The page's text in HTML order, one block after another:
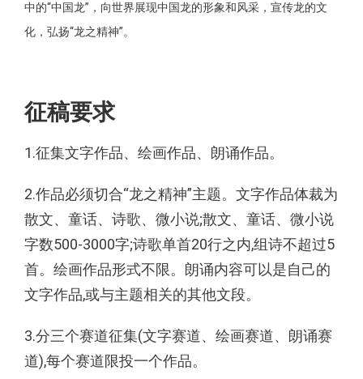
中的“中国龙”，向世界展现中国龙的形象和风采，宣传龙的文
化，弘扬“龙之精神”。
征稿要求
1.征集文字作品、绘画作品、朗诵作品。
2.作品必须切合“龙之精神”主题。文字作品体裁为
散文、童话、诗歌、微小说;散文、童话、微小说
字数500-3000字;诗歌单首20行之内,组诗不超过5
首。绘画作品形式不限。朗诵内容可以是自己的
文字作品,或与主题相关的其他文段。
3.分三个赛道征集(文字赛道、绘画赛道、朗诵赛
道),每个赛道限投一个作品。